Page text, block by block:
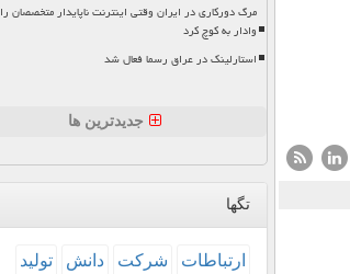
مرگ دورکاری در ایران وقتی اینترنت ناپایدار متخصصان را
وادار به کوچ کرد
استارلینک در عراق رسما فعال شد
جدیدترین ها
تگها
ارتباطات شركت دانش
تولید